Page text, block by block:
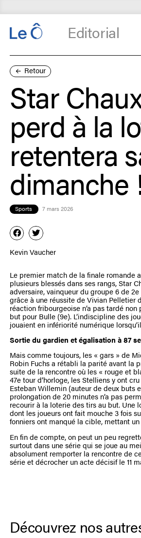
Editorial
Retour
Star
perd à la
retentera
dimanche
Sports 7 mars 2026
Kevin Vaucher
Le premier match de la finale romande
plusieurs blessés dans ses rangs, Star
adversaire, vainqueur du groupe 6 de
grâce à une réussite de Vivian Pelletier
réaction fribourgeoise n’a pas tardé
but pour Bulle (9e). L’indiscipline des
jouaient en infériorité numérique
Sortie du gardien et égalisation à 87
Mais comme toujours, les « gars » de
Robin Fuchs a rétabli la parité avant la
suite de la rencontre où les « rouge et
47e tour d’horloge, les Stelliens y ont
Esteban Willemin (auteur de deux buts
prolongation de 20 minutes n’a pas
recourir à la loterie des tirs au but. Une
dont les joueurs ont fait mouche 3 fois
fonniers ont manqué la cible, mettant
En fin de compte, on peut un peu
surtout dans une série qui se joue au
absolument remporter la rencontre de
série et décrocher un acte décisif le 11
Découvrez nos